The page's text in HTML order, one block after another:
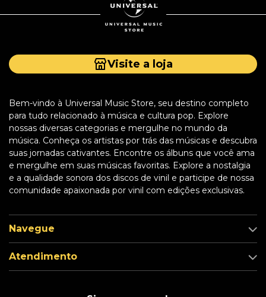
Visite a loja
Bem-vindo à Universal Music Store, seu destino completo
para tudo relacionado à música e cultura pop. Explore
nossas diversas categorias e mergulhe no mundo da
música. Conheça os artistas por trás das músicas e descubra
suas jornadas cativantes. Encontre os álbuns que você ama
e mergulhe em suas músicas favoritas. Explore a nostalgia
e a qualidade sonora dos discos de vinil e participe de nossa
comunidade apaixonada por vinil com edições exclusivas.
Navegue
Atendimento